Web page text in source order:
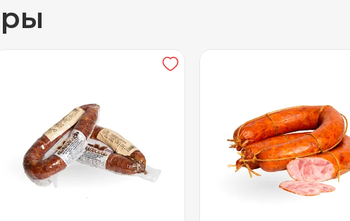
Газовая среда
Самовывоз